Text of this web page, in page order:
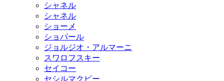
シャネル
シャネル
ショーメ
ショパール
ジョルジオ・アルマーニ
スワロフスキー
セイコー
セシルマクビー